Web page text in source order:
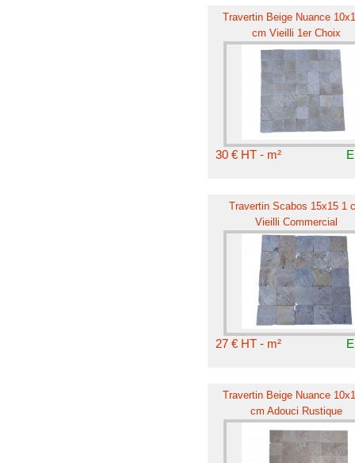
Travertin Beige Nuance
cm Vieilli 1er Choix
30 € HT - m²
Travertin Scabos 15x15 1
Vieilli Commercial
27 € HT - m²
Travertin Beige Nuance
cm Adouci Rustique